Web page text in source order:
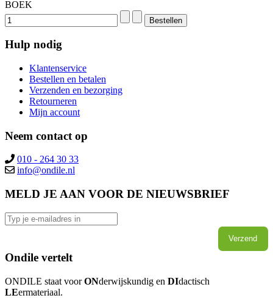
BOEK
Hulp nodig
Klantenservice
Bestellen en betalen
Verzenden en bezorging
Retourneren
Mijn account
Neem contact op
010 - 264 30 33
info@ondile.nl
MELD JE AAN VOOR DE NIEUWSBRIEF
Verzend
Ondile vertelt
ONDILE staat voorONderwijskundig en DIdactisch
LEermateriaal.